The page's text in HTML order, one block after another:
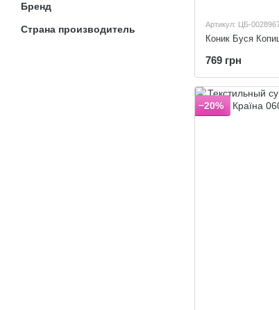
Артикул: ЦБ-
Коник Буся
769 грн
−20%
Бренд
Страна производитель